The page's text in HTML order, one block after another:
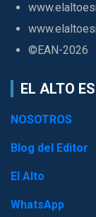
©EAN-2026
EL ALTO
NOSOTROS
Blog del Editor
El Alto
WhatsApp